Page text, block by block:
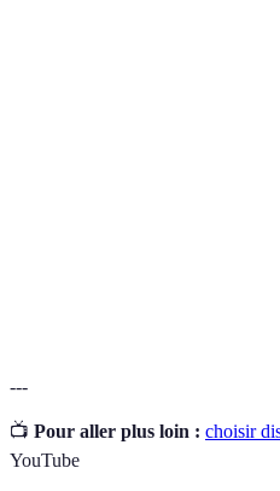
---
📺 Pour aller plus loin : choisir
YouTube